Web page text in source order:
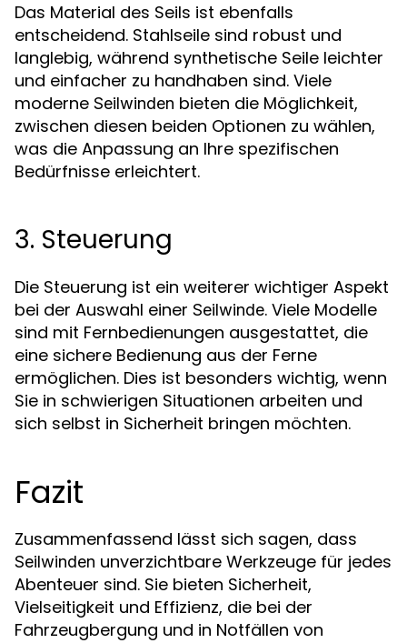
Das Material des Seils ist ebenfalls
entscheidend. Stahlseile sind robust und
langlebig, während synthetische Seile leichter
und einfacher zu handhaben sind. Viele
moderne Seilwinden bieten die Möglichkeit,
zwischen diesen beiden Optionen zu wählen,
was die Anpassung an Ihre spezifischen
Bedürfnisse erleichtert.
3. Steuerung
Die Steuerung ist ein weiterer wichtiger Aspekt
bei der Auswahl einer Seilwinde. Viele Modelle
sind mit Fernbedienungen ausgestattet, die
eine sichere Bedienung aus der Ferne
ermöglichen. Dies ist besonders wichtig, wenn
Sie in schwierigen Situationen arbeiten und
sich selbst in Sicherheit bringen möchten.
Fazit
Zusammenfassend lässt sich sagen, dass
Seilwinden unverzichtbare Werkzeuge für jedes
Abenteuer sind. Sie bieten Sicherheit,
Vielseitigkeit und Effizienz, die bei der
Fahrzeugbergung und in Notfällen von